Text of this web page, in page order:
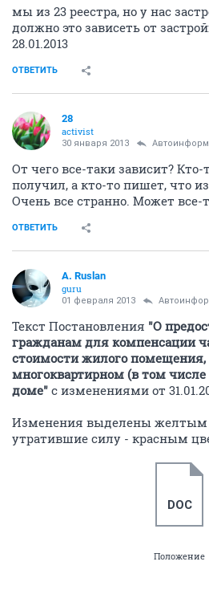
мы из 23 реестра, но у нас
должно это зависеть от
28.01.2013
ОТВЕТИТЬ
28
activist
30 января 2013
От чего все-таки зависит? Кто-
получил, а кто-то пишет, что
Очень все странно. Может все-
ОТВЕТИТЬ
A. Ruslan
guru
01 февраля 2013
Текст Постановления "О
гражданам для компенсации
стоимости жилого помещения,
многоквартирном (в том
доме" с изменениями от
Изменения выделены желтым
утратившие силу - красным
DOC
Положение